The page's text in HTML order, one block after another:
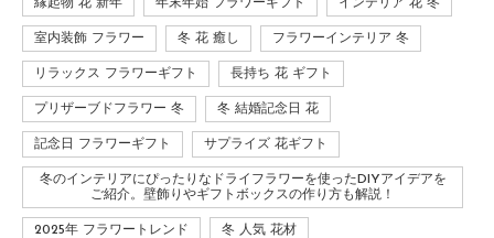
縁起物 花 新年 年末年始 フラワーギフト インテリア 花 冬
室内装飾 フラワー 冬 花 癒し フラワーインテリア 冬
リラックス フラワーギフト 長持ち 花 ギフト
プリザーブドフラワー 冬 冬 結婚記念日 花
記念日 フラワーギフト サプライズ 花ギフト
冬のインテリアにぴったりなドライフラワーを使ったDIYアイデアを
ご紹介。壁飾りやギフトボックスの作り方も解説！
2025年 フラワートレンド 冬 人気 花材